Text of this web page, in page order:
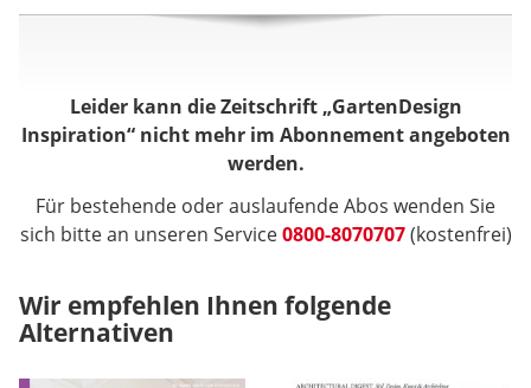
Leider kann die Zeitschrift „GartenDesign
Inspiration“ nicht mehr im Abonnement angeboten
werden.
Für bestehende oder auslaufende Abos wenden Sie
sich bitte an unseren Service0800-8070707 (kostenfrei)
Wir empfehlen Ihnen folgende
Alternativen